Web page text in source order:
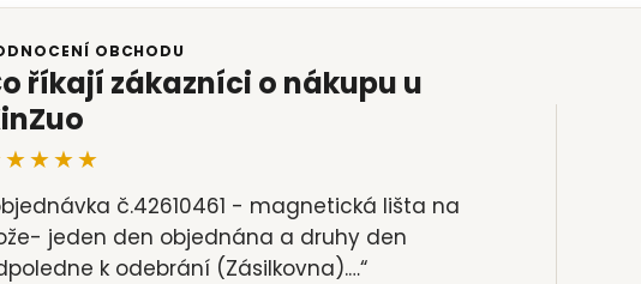
OBCHODU
říkají zákazníci o nákupu u
č.42610461 - magnetická lišta na
jeden den objednána a druhy den
k odebrání (Zásilkovna).…“